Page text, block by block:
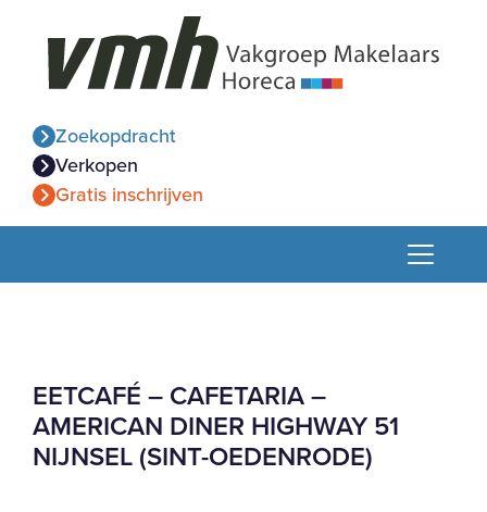
Zoekopdracht
Verkopen
Gratis inschrijven
EETCAFÉ – CAFETARIA –
AMERICAN DINER HIGHWAY 51
NIJNSEL (SINT-OEDENRODE)